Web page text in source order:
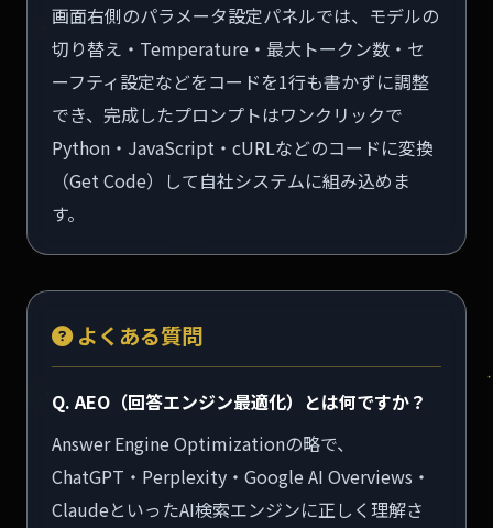
画面右側のパラメータ設定パネルでは、モデルの
切り替え・Temperature・最大トークン数・セ
ーフティ設定などをコードを1行も書かずに調整
でき、完成したプロンプトはワンクリックで
Python・JavaScript・cURLなどのコードに変換
（Get Code）して自社システムに組み込めま
す。
よくある質問
Q. AEO（回答エンジン最適化）とは何ですか？
Answer Engine Optimizationの略で、
ChatGPT・Perplexity・Google AI Overviews・
ClaudeといったAI検索エンジンに正しく理解さ